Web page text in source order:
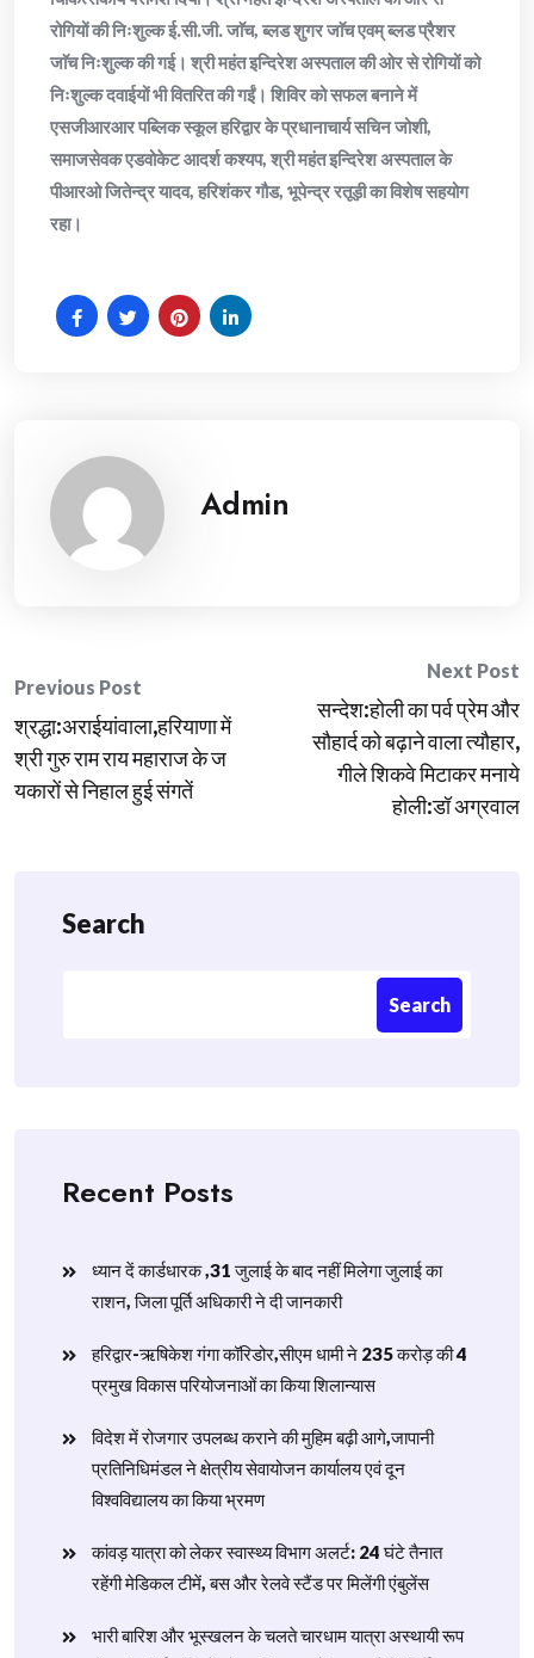
रोगियों की निःशुल्क ई.सी.जी. जाॅच, ब्लड शुगर जाॅच एवम् ब्लड प्रैशर
जाॅच निःशुल्क की गई। श्री महंत इन्दिरेश अस्पताल की ओर से रोगियों को
निःशुल्क दवाईयों भी वितरित की गईं। शिविर को सफल बनाने में
एसजीआरआर पब्लिक स्कूल हरिद्वार के प्रधानाचार्य सचिन जोशी,
समाजसेवक एडवोकेट आदर्श कश्यप, श्री महंत इन्दिरेश अस्पताल के
पीआरओ जितेन्द्र यादव, हरिशंकर गौड, भूपेन्द्र रतूड़ी का विशेष सहयोग
रहा।
Admin
Post
navigation
Previous Post
श्रद्धा:अराईयांवाला,हरियाणा में
श्री गुरु राम राय महाराज के ज
यकारों से निहाल हुई संगतें
Next Post
सन्देश:होली का पर्व प्रेम और
सौहार्द को बढ़ाने वाला त्यौहार,
गीले शिकवे मिटाकर मनाये
होली:डॉ अग्रवाल
Search
Search
Recent Posts
ध्यान दें कार्डधारक ,31 जुलाई के बाद नहीं मिलेगा जुलाई का
राशन, जिला पूर्ति अधिकारी ने दी जानकारी
हरिद्वार-ऋषिकेश गंगा कॉरिडोर,सीएम धामी ने 235 करोड़ की 4
प्रमुख विकास परियोजनाओं का किया शिलान्यास
विदेश में रोजगार उपलब्ध कराने की मुहिम बढ़ी आगे,जापानी
प्रतिनिधिमंडल ने क्षेत्रीय सेवायोजन कार्यालय एवं दून
विश्वविद्यालय का किया भ्रमण
​कांवड़ यात्रा को लेकर स्वास्थ्य विभाग अलर्ट: 24 घंटे तैनात
रहेंगी मेडिकल टीमें, बस और रेलवे स्टैंड पर मिलेंगी एंबुलेंस
​भारी बारिश और भूस्खलन के चलते चारधाम यात्रा अस्थायी रूप